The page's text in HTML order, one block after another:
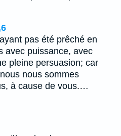
pas été prêché en
avec puissance, avec
pleine persuasion; car
nous sommes
à cause de vous.…